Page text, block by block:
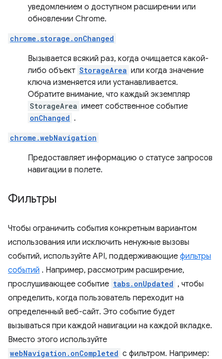
уведомлением о доступном расширении или
обновлении Chrome.
chrome.storage.onChanged
Вызывается всякий раз, когда очищается какой-
либо объект StorageArea или когда значение
ключа изменяется или устанавливается.
Обратите внимание, что каждый экземпляр
StorageArea имеет собственное событие
onChanged .
chrome.webNavigation
Предоставляет информацию о статусе запросов
навигации в полете.
Фильтры
Чтобы ограничить события конкретным вариантом
использования или исключить ненужные вызовы
событий, используйте API, поддерживающие фильтры
событий . Например, рассмотрим расширение,
прослушивающее событие tabs.onUpdated , чтобы
определить, когда пользователь переходит на
определенный веб-сайт. Это событие будет
вызываться при каждой навигации на каждой вкладке.
Вместо этого используйте
webNavigation.onCompleted с фильтром. Например: